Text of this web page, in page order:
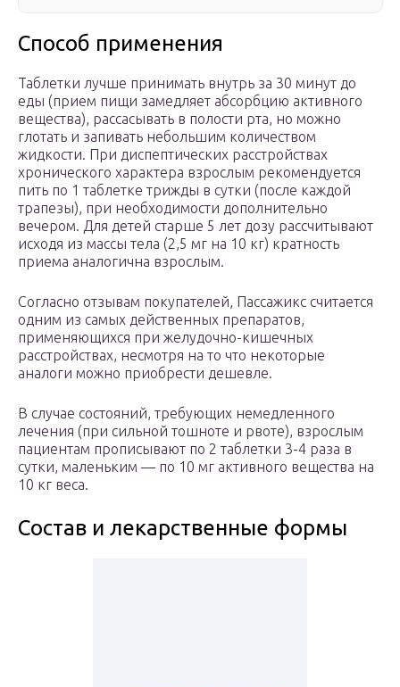
Способ применения
Таблетки лучше принимать внутрь за 30 минут до
еды (прием пищи замедляет абсорбцию активного
вещества), рассасывать в полости рта, но можно
глотать и запивать небольшим количеством
жидкости. При диспептических расстройствах
хронического характера взрослым рекомендуется
пить по 1 таблетке трижды в сутки (после каждой
трапезы), при необходимости дополнительно
вечером. Для детей старше 5 лет дозу рассчитывают
исходя из массы тела (2,5 мг на 10 кг) кратность
приема аналогична взрослым.
Согласно отзывам покупателей, Пассажикс считается
одним из самых действенных препаратов,
применяющихся при желудочно-кишечных
расстройствах, несмотря на то что некоторые
аналоги можно приобрести дешевле.
В случае состояний, требующих немедленного
лечения (при сильной тошноте и рвоте), взрослым
пациентам прописывают по 2 таблетки 3-4 раза в
сутки, маленьким — по 10 мг активного вещества на
10 кг веса.
Состав и лекарственные формы